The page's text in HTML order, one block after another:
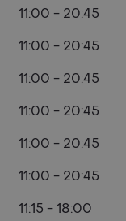
11:00 - 20:45
11:00 - 20:45
11:00 - 20:45
11:00 - 20:45
11:00 - 20:45
11:00 - 20:45
11:15 - 18:00